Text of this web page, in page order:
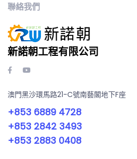
聯絡我們
新諾朝工程有限公司
澳門黑沙環馬路21-C號南藝閣地下F座
+853 6889 4728
+853 2842 3493
+853 2883 0408